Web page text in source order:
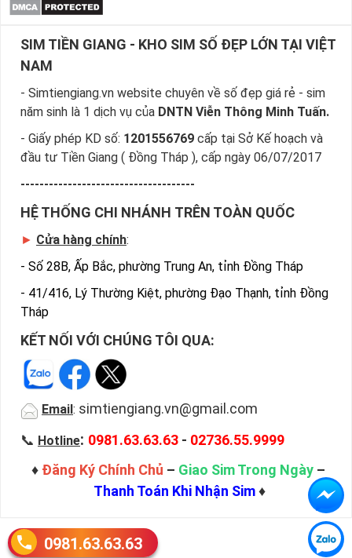
SIM TIỀN GIANG - KHO SIM SỐ ĐẸP LỚN TẠI VIỆT
NAM
- Simtiengiang.vn website chuyên về số đẹp giá rẻ - sim
năm sinh là 1 dịch vụ của DNTN Viễn Thông Minh Tuấn.
- Giấy phép KD số: 1201556769 cấp tại Sở Kế hoạch và
đầu tư Tiền Giang ( Đồng Tháp ), cấp ngày 06/07/2017
-------------------------------------
HỆ THỐNG CHI NHÁNH TRÊN TOÀN QUỐC
► Cửa hàng chính:
- Số 28B, Ấp Bắc, phường Trung An, tỉnh Đồng Tháp
- 41/416, Lý Thường Kiệt, phường Đạo Thạnh, tỉnh Đồng
Tháp
KẾT NỐI VỚI CHÚNG TÔI QUA:
Email : simtiengiang.vn@gmail.com
📞 Hotline: 0981.63.63.63 - 02736.55.9999
♦ Đăng Ký Chính Chủ – Giao Sim Trong Ngày –
Thanh Toán Khi Nhận Sim♦
0981.63.63.63